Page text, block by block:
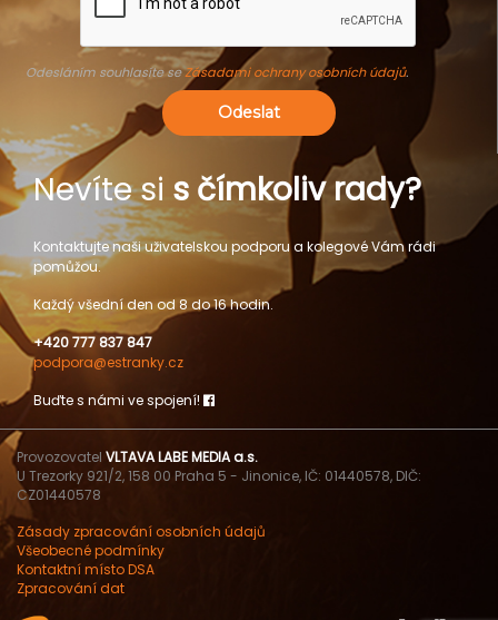
Odesláním souhlasíte seZásadami ochrany osobních údajů.
Odeslat
Nevíte si s čímkoliv rady?
Kontaktujte naši uživatelskou podporu a kolegové Vám rádi
pomůžou.
Každý všední den od 8 do 16 hodin.
+420 777 837 847
podpora@estranky.cz
Buďte s námi ve spojení!
Provozovatel VLTAVA LABE MEDIA a.s.
U Trezorky 921/2, 158 00 Praha 5 - Jinonice, IČ: 01440578, DIČ:
CZ01440578
Zásady zpracování osobních údajů
Všeobecné podmínky
Kontaktní místo DSA
Zpracování dat